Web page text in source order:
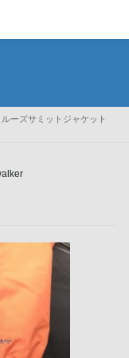
ーズサミットジャケット